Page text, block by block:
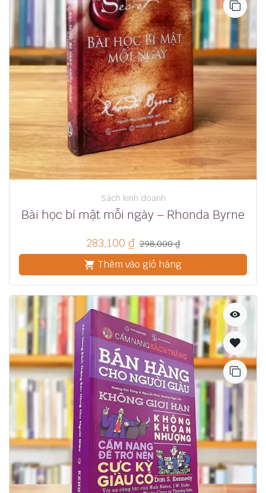
Sách kinh doanh
Bài học bí mật mỗi ngày – Rhonda Byrne
283,100 ₫ 298,000₫
Thêm vào giỏ hàng